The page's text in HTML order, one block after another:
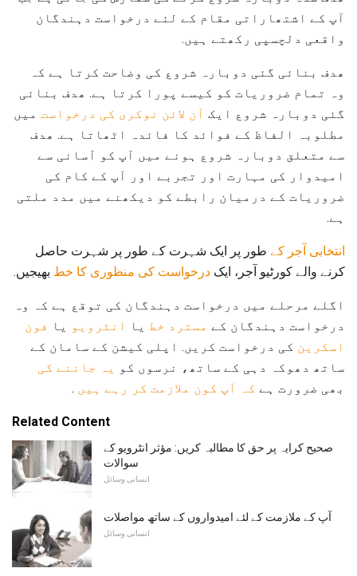
آپ کے اشتھاراتی مقام کے لئے درخواست دہندگان
واقعی دلچسپی رکھتے ہیں.
ھدف بنائی گئی دوبارہ شروع کی وضاحت کرتا ہے کہ
وہ تمام ضروریات کو کیسے پورا کرتا ہے. ھدف بنائی
گئی دوبارہ شروع ایک آن لائن نوکری کی درخواست میں
مطلوبہ الفاظ کے فوائد کا فائدہ اٹھاتا ہے. ھدف
سے متعلق دوبارہ شروع ہونے میں آپ کو آسانی سے
امیدوار کی مہارت اور تجربے اور آپ کے کام کی
ضروریات کے درمیان رابطے کو دیکھنے میں مدد ملتی
ہے.
انتخابی آجر کے طور پر ایک شہرت کے طور پر شہرت حاصل
کرنے والے کورٹیو آجر، ایک درخواست کی منظوری کا خط بھیجیں.
اگلے مرحلے میں درخواست دہندگان کی توقع ہے کہ وہ
درخواست دہندگان کے مسترد خط یا انٹرویو یا فون
اسکرین کی درخواست کریں. اپلی کیشن کے سامان کے
ساتھ دھوکہ دہی کے ساتھ، نرسوں کو یہ جاننے کی
بھی ضرورت ہے کہ آپ کون ملازمت کر رہے ہیں .
Related Content
صحیح کرایہ پر حق کا مطالبہ کریں: مؤثر انٹرویو کے
سوالات
انسانی وسائل
آپ کے ملازمت کے لئے امیدواروں کے ساتھ مواصلات
انسانی وسائل